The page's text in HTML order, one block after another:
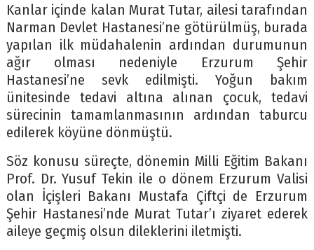
Kanlar içinde kalan Murat Tutar, ailesi tarafından
Narman Devlet Hastanesi’ne götürülmüş, burada
yapılan ilk müdahalenin ardından durumunun
ağır olması nedeniyle Erzurum Şehir
Hastanesi’ne sevk edilmişti. Yoğun bakım
ünitesinde tedavi altına alınan çocuk, tedavi
sürecinin tamamlanmasının ardından taburcu
edilerek köyüne dönmüştü.
Söz konusu süreçte, dönemin Milli Eğitim Bakanı
Prof. Dr. Yusuf Tekin ile o dönem Erzurum Valisi
olan İçişleri Bakanı Mustafa Çiftçi de Erzurum
Şehir Hastanesi’nde Murat Tutar’ı ziyaret ederek
aileye geçmiş olsun dileklerini iletmişti.